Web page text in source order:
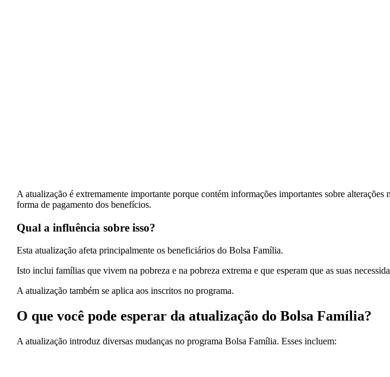
A atualização é extremamente importante porque contém informações importantes sobre
forma de pagamento dos benefícios.
Qual a influência sobre isso?
Esta atualização afeta principalmente os beneficiários do Bolsa Família.
Isto inclui famílias que vivem na pobreza e na pobreza extrema e que esperam que as suas
A atualização também se aplica aos inscritos no programa.
O que você pode esperar da atualização do Bolsa Família?
A atualização introduz diversas mudanças no programa Bolsa Família. Esses incluem: